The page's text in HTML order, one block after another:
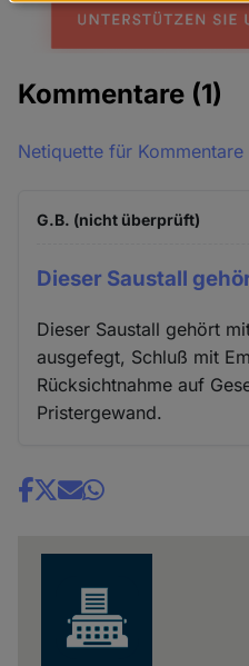
Kommentare (1)
Netiquette für Kommentare
G.B. (nicht überprüft)
Dieser Saustall
Dieser Saustall gehört
ausgefegt, Schluß mit
Rücksichtnahme auf
Pristergewand.
Share